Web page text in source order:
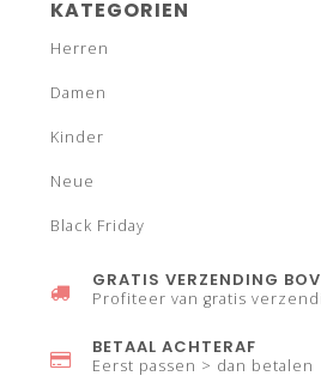
KATEGORIEN
Herren
Damen
Kinder
Neue
Black Friday
GRATIS VERZENDING
Profiteer van gratis
BETAAL ACHTERAF
Eerst passen > dan betalen